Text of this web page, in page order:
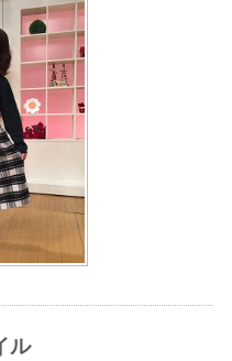
ル